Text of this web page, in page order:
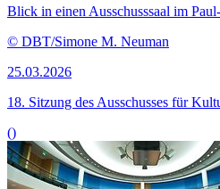
Blick in einen Ausschusssaal im
© DBT/Simone M. Neuman
25.03.2026
18. Sitzung des Ausschusses für
()